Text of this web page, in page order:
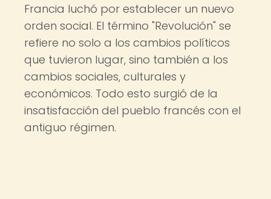
Francia luchó por establecer un nuevo
orden social. El término "Revolución" se
refiere no solo a los cambios políticos
que tuvieron lugar, sino también a los
cambios sociales, culturales y
económicos. Todo esto surgió de la
insatisfacción del pueblo francés con el
antiguo régimen.